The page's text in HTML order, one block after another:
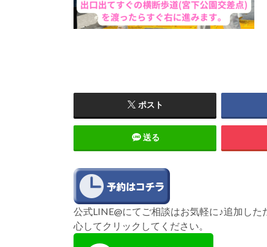
ポスト
送る
公式LINE@にてご相談はお気軽に♪追加し
心してクリックしてください。